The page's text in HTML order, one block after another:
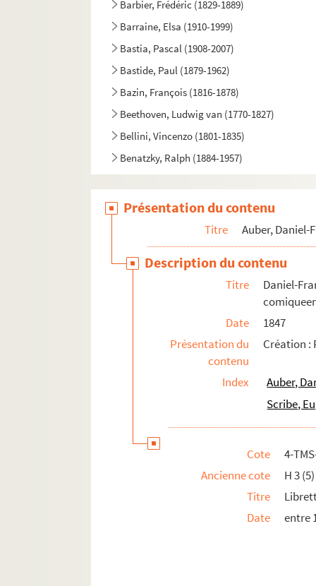
Barbier, Frédéric (1829-1889)
Barraine, Elsa (1910-1999)
Bastia, Pascal (1908-2007)
Bastide, Paul (1879-1962)
Bazin, François (1816-1878)
Beethoven, Ludwig van (1770-1827)
Bellini, Vincenzo (1801-1835)
Benatzky, Ralph (1884-1957)
Berger, Rodolphe (1864-1916)
Berlioz, Hector (1803-1869)
Bernicat, Firmin (1842-1883)
Berthomieu, Marc (1906-1991)
Bertrand, Marcel (1884-1945)
Boïeldieu, Adrien-Louis (1815-1883)
Boieldieu, François-Adrien (1775-1834)
Bordese, Luigi (1815-1886)
Présentation du contenu
Titre Auber, Daniel-
Description du contenu
Titre
Daniel-
Date
1847
Présentation du
contenu
Création :
Index
Auber,
Scribe,
Cote
4-
Ancienne cote
H 3 (5)
Titre
Date
entre